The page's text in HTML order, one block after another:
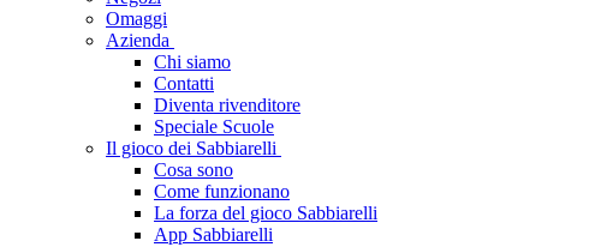
Omaggi
Azienda
Chi siamo
Contatti
Diventa rivenditore
Speciale Scuole
Il gioco dei Sabbiarelli
Cosa sono
Come funzionano
La forza del gioco Sabbiarelli
App Sabbiarelli